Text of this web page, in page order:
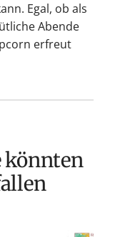
Egal, ob als
Abende
erfreut